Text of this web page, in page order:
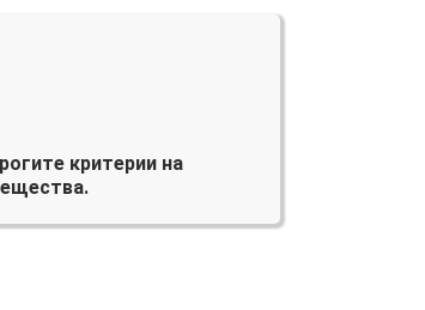
критерии на